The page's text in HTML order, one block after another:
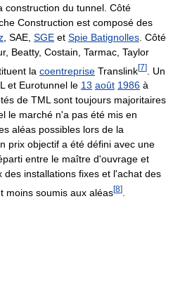
construction du tunnel. Côté
Construction est composé des
, SAE, SGE et Spie Batignolles . Côté
Beatty, Costain, Tarmac, Taylor
la coentreprise Translink[7]
. Un
et Eurotunnel le 13 août 1986 à
de TML sont toujours majoritaires
le marché n'a pas été mis en
aléas possibles lors de la
prix objectif a été défini avec une
entre le maître d'ouvrage et
des installations fixes et l'achat des
moins soumis aux aléas[8]